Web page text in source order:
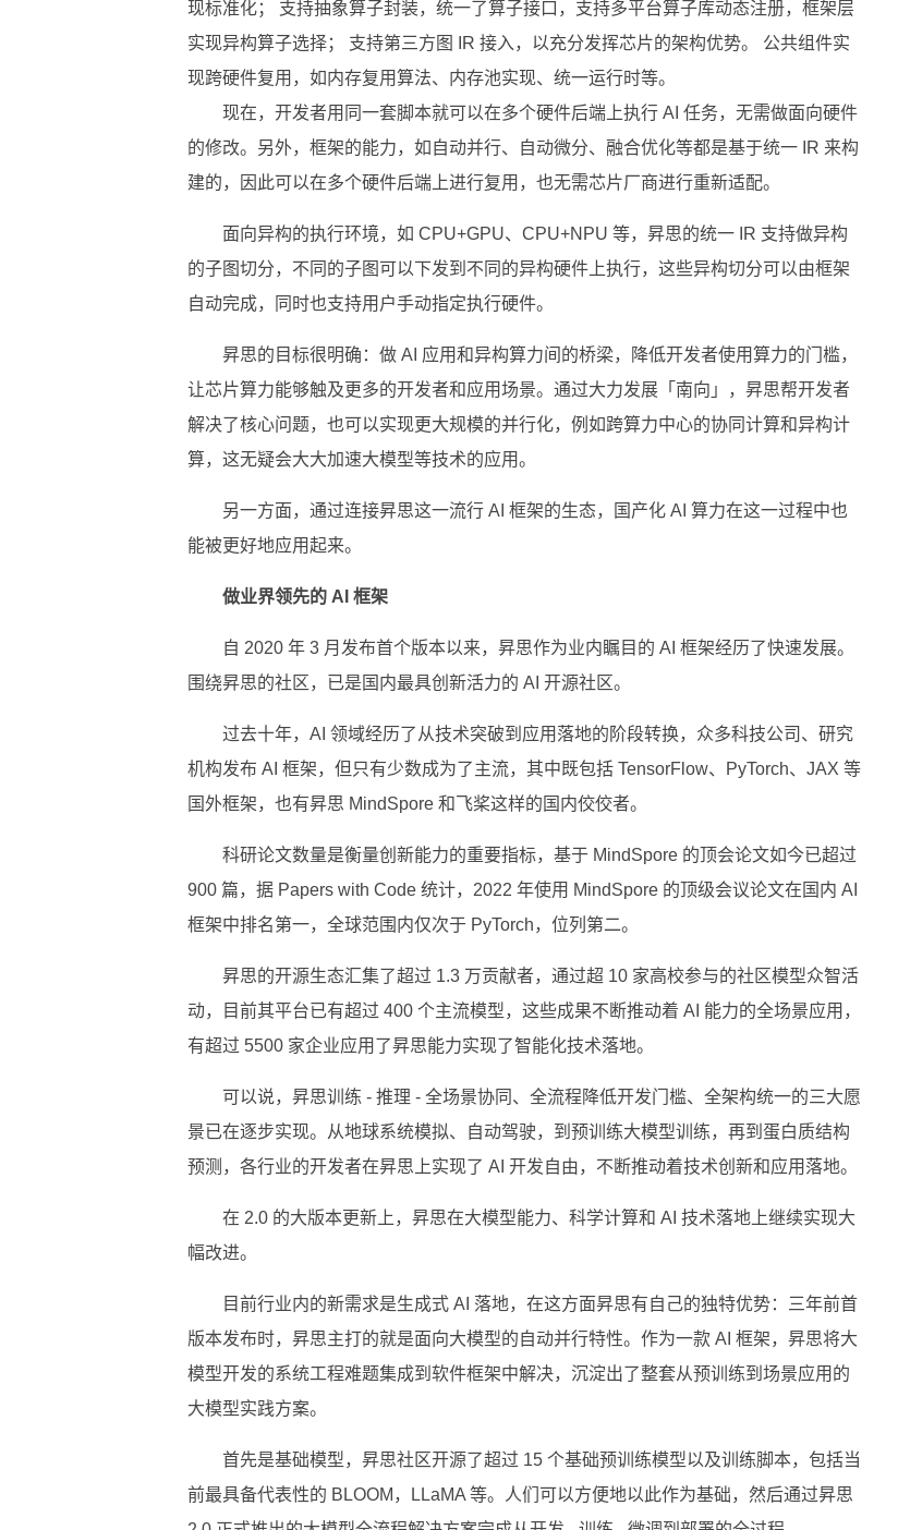
现标准化； 支持抽象算子封装，统一了算子接口，支持多平台算子库动态注册，框架层
实现异构算子选择； 支持第三方图 IR 接入，以充分发挥芯片的架构优势。 公共组件实
现跨硬件复用，如内存复用算法、内存池实现、统一运行时等。
现在，开发者用同一套脚本就可以在多个硬件后端上执行 AI 任务，无需做面向硬件
的修改。另外，框架的能力，如自动并行、自动微分、融合优化等都是基于统一 IR 来构
建的，因此可以在多个硬件后端上进行复用，也无需芯片厂商进行重新适配。
面向异构的执行环境，如 CPU+GPU、CPU+NPU 等，昇思的统一 IR 支持做异构
的子图切分，不同的子图可以下发到不同的异构硬件上执行，这些异构切分可以由框架
自动完成，同时也支持用户手动指定执行硬件。
昇思的目标很明确：做 AI 应用和异构算力间的桥梁，降低开发者使用算力的门槛，
让芯片算力能够触及更多的开发者和应用场景。通过大力发展「南向」，昇思帮开发者
解决了核心问题，也可以实现更大规模的并行化，例如跨算力中心的协同计算和异构计
算，这无疑会大大加速大模型等技术的应用。
另一方面，通过连接昇思这一流行 AI 框架的生态，国产化 AI 算力在这一过程中也
能被更好地应用起来。
做业界领先的 AI 框架
自 2020 年 3 月发布首个版本以来，昇思作为业内瞩目的 AI 框架经历了快速发展。
围绕昇思的社区，已是国内最具创新活力的 AI 开源社区。
过去十年，AI 领域经历了从技术突破到应用落地的阶段转换，众多科技公司、研究
机构发布 AI 框架，但只有少数成为了主流，其中既包括 TensorFlow、PyTorch、JAX 等
国外框架，也有昇思 MindSpore 和飞桨这样的国内佼佼者。
科研论文数量是衡量创新能力的重要指标，基于 MindSpore 的顶会论文如今已超过
900 篇，据 Papers with Code 统计，2022 年使用 MindSpore 的顶级会议论文在国内 AI
框架中排名第一，全球范围内仅次于 PyTorch，位列第二。
昇思的开源生态汇集了超过 1.3 万贡献者，通过超 10 家高校参与的社区模型众智活
动，目前其平台已有超过 400 个主流模型，这些成果不断推动着 AI 能力的全场景应用，
有超过 5500 家企业应用了昇思能力实现了智能化技术落地。
可以说，昇思训练 - 推理 - 全场景协同、全流程降低开发门槛、全架构统一的三大愿
景已在逐步实现。从地球系统模拟、自动驾驶，到预训练大模型训练，再到蛋白质结构
预测，各行业的开发者在昇思上实现了 AI 开发自由，不断推动着技术创新和应用落地。
在 2.0 的大版本更新上，昇思在大模型能力、科学计算和 AI 技术落地上继续实现大
幅改进。
目前行业内的新需求是生成式 AI 落地，在这方面昇思有自己的独特优势：三年前首
版本发布时，昇思主打的就是面向大模型的自动并行特性。作为一款 AI 框架，昇思将大
模型开发的系统工程难题集成到软件框架中解决，沉淀出了整套从预训练到场景应用的
大模型实践方案。
首先是基础模型，昇思社区开源了超过 15 个基础预训练模型以及训练脚本，包括当
前最具备代表性的 BLOOM，LLaMA 等。人们可以方便地以此作为基础，然后通过昇思